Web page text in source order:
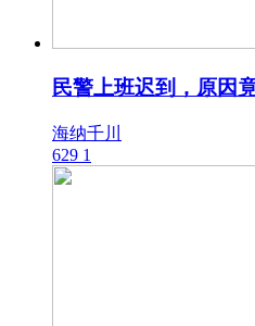
民警上班迟到，原因
海纳千川
629 1